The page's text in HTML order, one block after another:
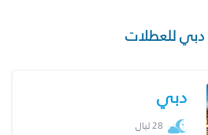
للعطلات
دبي
28 ليال